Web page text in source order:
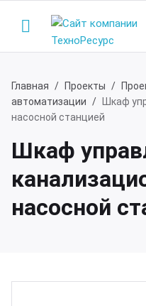
Назад
Назад
Главная Проекты
автоматизации
Шкаф
насосной станцией
Шкаф
насосной